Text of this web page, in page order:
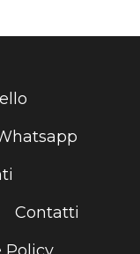
Contatti